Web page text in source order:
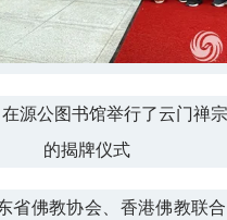
源公图书馆举行了云门禅
的揭牌仪式
省佛教协会、香港佛教联